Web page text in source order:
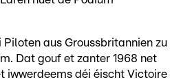
aus Groussbritannien zu
Dat gouf et zanter 1968 net
iwwerdeems déi éischt Victoire